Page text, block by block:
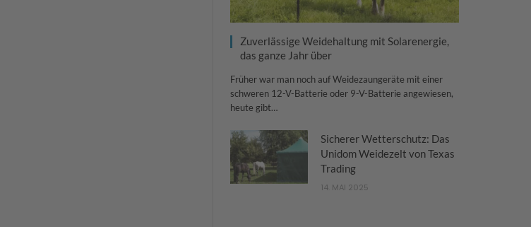
Zuverlässige Weidehaltung mit Solarenergie,
das ganze Jahr über
Früher war man noch auf Weidezaungeräte mit einer
schweren 12-V-Batterie oder 9-V-Batterie angewiesen,
heute gibt…
Sicherer Wetterschutz: Das
Unidom Weidezelt von Texas
Trading
14. MAI 2025